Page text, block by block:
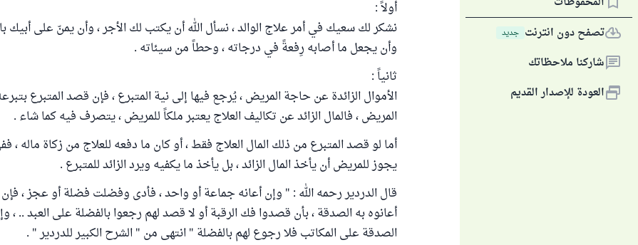
تصفح دون انترنت جديد
شاركنا ملاحظاتك
العودة للإصدار القديم
أولاً :
نشكر لك سعيك في أمر علاج الوالد ، نسأل الله أن يكتب لك الأجر ، وأن يمنّ على أبيك
وأن يجعل ما أصابه رِفعةً في درجاته ، وحطاً من سيئاته .
ثانياً :
الأموال الزائدة عن حاجة المريض ، يُرجع فيها إلى نية المتبرع ، فإن قصد المتبرع
المريض ، فالمال الزائد عن تكاليف العلاج يعتبر ملكاً للمريض ، يتصرف فيه كما شاء .
أما لو قصد المتبرع من ذلك المال العلاج فقط ، أو كان ما دفعه للعلاج من زكاة ماله ،
يجوز للمريض أن يأخذ المال الزائد ، بل يأخذ ما يكفيه ويرد الزائد للمتبرع .
قال الدردير رحمه الله : " وإن أعانه جماعة أو واحد ، فأدى وفضلت فضلة أو عجز ،
أعانوه به الصدقة ، بأن قصدوا فك الرقبة أو لا قصد لهم رجعوا بالفضلة على العبد .. ،
الصدقة على المكاتب فلا رجوع لهم بالفضلة " انتهى من " الشرح الكبير للدردير " .